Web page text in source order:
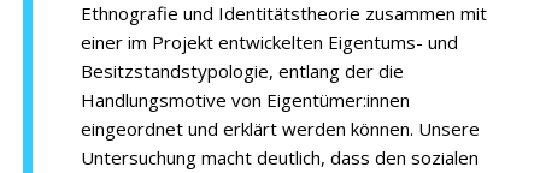
Ethnografie und Identitätstheorie zusammen mit
einer im Projekt entwickelten Eigentums- und
Besitzstandstypologie, entlang der die
Handlungsmotive von Eigentümer:innen
eingeordnet und erklärt werden können. Unsere
Untersuchung macht deutlich, dass den sozialen